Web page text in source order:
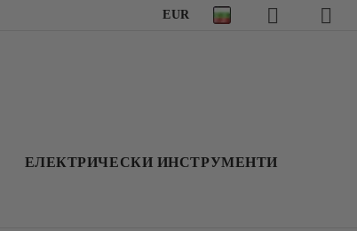
EUR
ЕЛЕКТРИЧЕСКИ ИНСТРУМЕНТИ